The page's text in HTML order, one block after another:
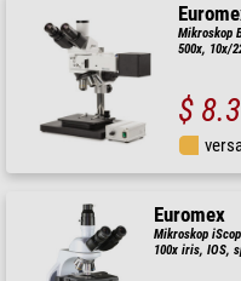
Mikroskop
500x, 10x/
$
Euromex
Mikroskop
100x iris, IOS,